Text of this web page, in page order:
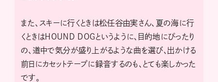
また、スキーに行くときは松任谷由実さん、夏の海に行
くときはHOUND DOGというように、目的地にぴったり
の、道中で気分が盛り上がるような曲を選び、出かける
前日にカセットテープに録音するのも、とても楽しかった
です。